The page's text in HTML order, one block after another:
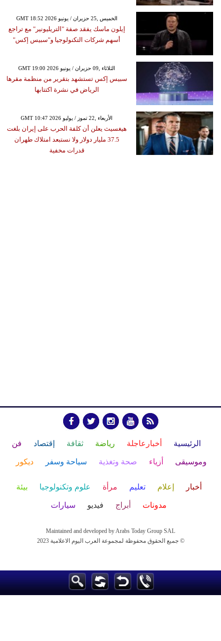
GMT 18:52 2026 الخميس ,25 حزيران / يونيو
إيلون ماسك يفقد صفة "التريليونير" مع تراجع
أسهم شركات التكنولوجيا و"سبيس إكس"
GMT 19:00 2026 الثلاثاء ,09 حزيران / يونيو
سبيس إكس تستشهد بتقرير من منظمة مقرها
الرياض في نشرة اكتتابها
GMT 10:47 2026 الأربعاء ,22 تموز / يوليو
هيغسيث يعلن أن كلفة الحرب على إيران بلغت
37.5 مليار دولار ولا نستبعد امتلاك طهران
قدرات مخفية
الرئيسية أخبارعاجلة رياضة ثقافة إقتصاد فن
وموسيقى أزياء صحة وتغذية سياحة وسفر ديكور
أخبار إعلام تعليم مرأة علوم وتكنولوجيا بيئة
مدونات أبراج فيديو سيارات
Maintained and developed by Arabs Today Group SAL
جميع الحقوق محفوظة لمجموعة العرب اليوم الاعلامية 2023 ©